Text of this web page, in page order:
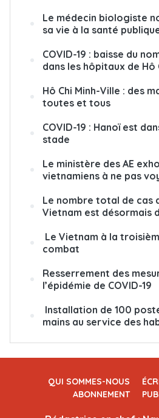
Le médecin biologiste
sa vie à la santé
COVID-19 : baisse du
dans les hôpitaux de Hô
Hô Chi Minh-Ville : des
toutes et tous
COVID-19 : Hanoï est
stade
Le ministère des AE
vietnamiens à ne pas
Le nombre total de cas
Vietnam est désormais
Le Vietnam à la
combat
Resserrement des
l’épidémie de COVID-19
Installation de 100
mains au service des
QUI SOMMES-NOUS
ABONNEMENT